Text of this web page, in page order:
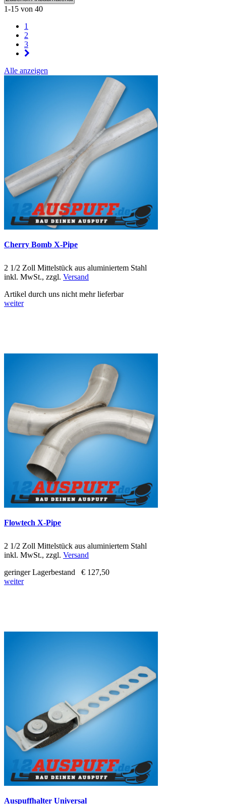
1-15 von 40
1
2
3
Alle anzeigen
Cherry Bomb X-Pipe
2 1/2 Zoll Mittelstück aus aluminiertem Stahl
inkl. MwSt., zzgl. Versand
Artikel durch uns nicht mehr lieferbar
weiter
Flowtech X-Pipe
2 1/2 Zoll Mittelstück aus aluminiertem Stahl
inkl. MwSt., zzgl. Versand
geringer Lagerbestand
€ 127,50
weiter
Auspuffhalter Universal